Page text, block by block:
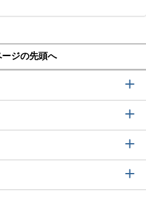
ジの先頭へ